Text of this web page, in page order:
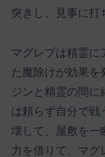
突きし、見事に打
マグレブは精霊に
た魔除けが効果を
ジンと精霊の間に
は頼らず自分で戦
壊して、屋敷を一
力を借りて、マグ